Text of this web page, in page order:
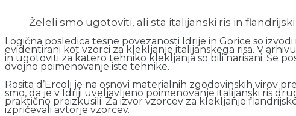
Želeli smo ugotoviti, ali sta italijanski ris in
Logična posledica tesne povezanosti Idrije in Gorice so
evidentirani kot vzorci za klekljanje italijanskega risa. V arhivu
in ugotoviti za katero tehniko klekljanja so bili narisani. Še
dvojno poimenovanje iste tehnike.
Rosita d’Ercoli je na osnovi materialnih zgodovinskih virov
smo, da je v Idriji uveljavljeno poimenovanje italijanski ris
praktično preizkusili. Za izvor vzorcev za klekljanje
izpričevali avtorje vzorcev.